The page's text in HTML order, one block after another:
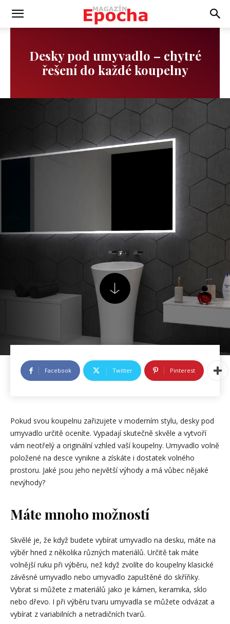
Desky pod umyvadlo – chytré
řešení do každé koupelny
Facebook Twitter Pinterest
Pokud svou koupelnu zařizujete v moderním stylu, desky pod
umyvadlo určitě oceníte. Vypadají skutečně skvěle a vytvoří
vám neotřelý a originální vzhled vaší koupelny. Umyvadlo volně
položené na desce vynikne a získáte i dostatek volného
prostoru. Jaké jsou jeho největší výhody a má vůbec nějaké
nevýhody?
Máte mnoho možností
Skvělé je, že když budete vybírat umyvadlo na desku, máte na
výběr hned z několika různých materiálů. Určitě tak máte
volnější ruku při výběru, než když zvolíte do koupelny klasické
závěsné umyvadlo nebo umyvadlo zapuštěné do skříňky.
Vybrat si můžete z materiálů jako je kámen, keramika, sklo
nebo dřevo. I při výběru tvaru umyvadla se můžete odvázat a
vybírat z variabilních a netradičních tvarů.